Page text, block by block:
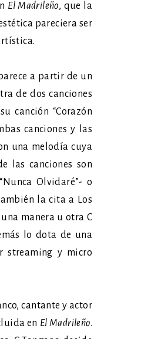
El Madrileño, que la
pareciera ser
a partir de un
de dos canciones
canción “Corazón
canciones y las
una melodía cuya
las canciones son
Olvidaré”- o
la cita a Los
manera u otra C
lo dota de una
streaming y micro
cantante y actor
en El Madrileño.